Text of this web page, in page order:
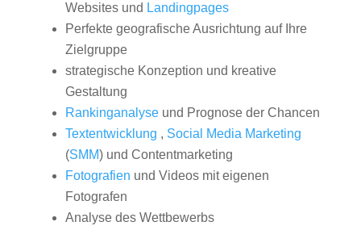
Websites und Landingpages
Perfekte geografische Ausrichtung auf Ihre
Zielgruppe
strategische Konzeption und kreative
Gestaltung
Rankinganalyseund Prognose der Chancen
Textentwicklung , Social Media Marketing
(SMM) und Contentmarketing
Fotografien und Videos mit eigenen
Fotografen
Analyse des Wettbewerbs